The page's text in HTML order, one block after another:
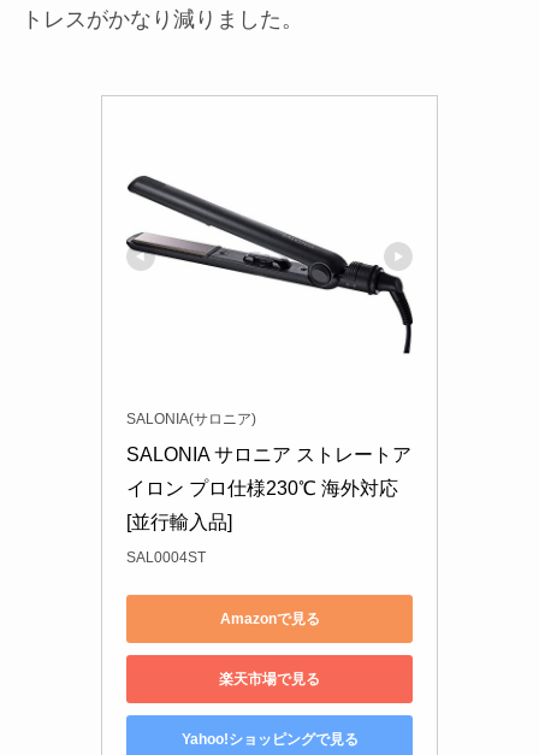
トレスがかなり減りました。
SALONIA(サロニア)
SALONIA サロニア ストレートア
イロン プロ仕様230℃ 海外対応
[並行輸入品]
SAL0004ST
Amazonで見る
楽天市場で見る
Yahoo!ショッピングで見る